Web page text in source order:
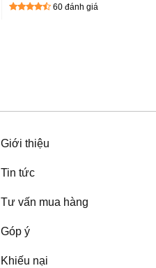
60 đánh giá
Giới thiệu
Tin tức
Tư vấn mua hàng
Góp ý
Khiếu nại